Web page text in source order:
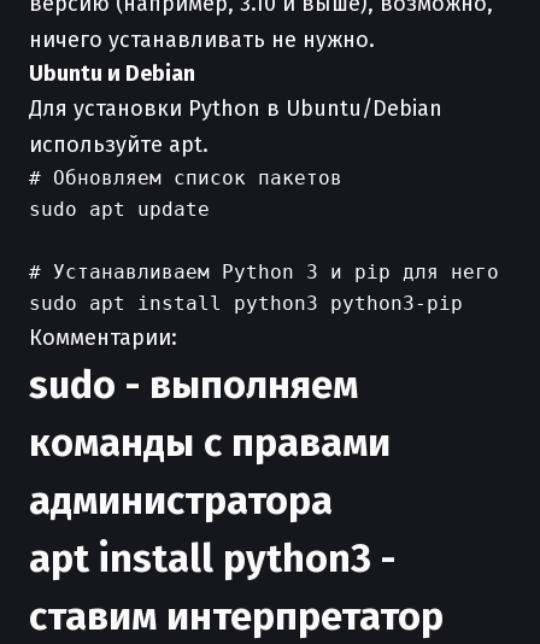
ничего устанавливать не нужно.
Ubuntu и Debian
Для установки Python в Ubuntu/Debian
используйте apt.
# Обновляем список пакетов
sudo apt update
# Устанавливаем Python 3 и pip для него
Комментарии:
sudo - выполняем
команды с правами
администратора
apt install python3 -
ставим интерпретатор